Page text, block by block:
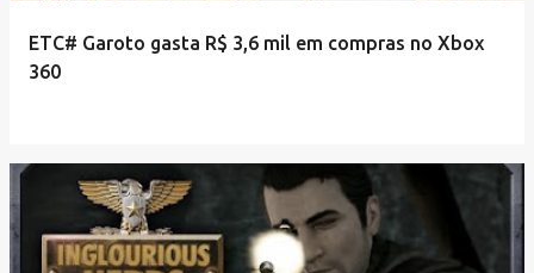
ETC# Garoto gasta R$ 3,6 mil em compras no Xbox
360